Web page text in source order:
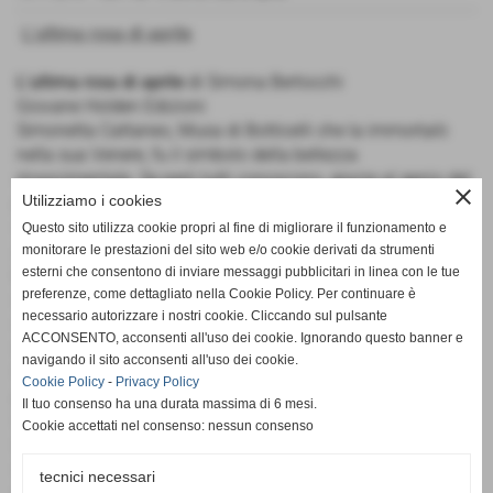
L'ultima rosa di aprile
L'ultima rosa di aprile di Simona Bertocchi
Giovane Holden Edizioni
Simonetta Cattaneo, Musa di Botticelli che la immortalò
nella sua Venere, fu il simbolo della bellezza
rinascimentale. Se però tutti conoscono, grazie al genio del
pittore fiorentino, le sue sembianze, poche sono le fonti
storiche a cui attingere per tratteggiarne il profilo.
Andò in sposa a sedici anni al nobile Marco Vespucci, che
ben presto perse interesse verso di lei, segnò un'epoca e
una corte, quella della prima signoria d'Italia: Firenze. La
sua grazia, la sua volontà a ribellarsi a un matrimonio
infelice, la sua natura anticonformista le conquistarono
l'ammirazione di Lorenzo il Magnifico che la definì la sans
par e l'amore di Giuliano de' Medici ma le attirarono anche
l'antipatia delle dame fiorentine sì come la sua personalità
scandali, alleanze strategiche; oggetto e soggetto di
close
Utilizziamo i cookies
Questo sito utilizza cookie propri al fine di migliorare il funzionamento e
monitorare le prestazioni del sito web e/o cookie derivati da strumenti
esterni che consentono di inviare messaggi pubblicitari in linea con le tue
preferenze, come dettagliato nella Cookie Policy. Per continuare è
necessario autorizzare i nostri cookie. Cliccando sul pulsante
ACCONSENTO, acconsenti all'uso dei cookie. Ignorando questo banner e
navigando il sito acconsenti all'uso dei cookie.
Cookie Policy - Privacy Policy
Il tuo consenso ha una durata massima di 6 mesi.
Cookie accettati nel consenso: nessun consenso
tecnici necessari